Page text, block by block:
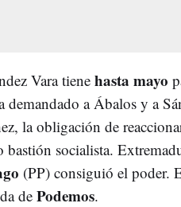
Vara tienehasta mayo
demandado a Ábalos y a
la obligación de
bastión socialista.
(PP) consiguió el poder.
dePodemos.